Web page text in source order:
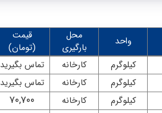
واحد
محل
بارگیری
قیمت
(تومان)
کیلوگرم کارخانه تماس بگیرید
کیلوگرم کارخانه تماس بگیرید
کیلوگرم کارخانه ۷۰,۷۰۰